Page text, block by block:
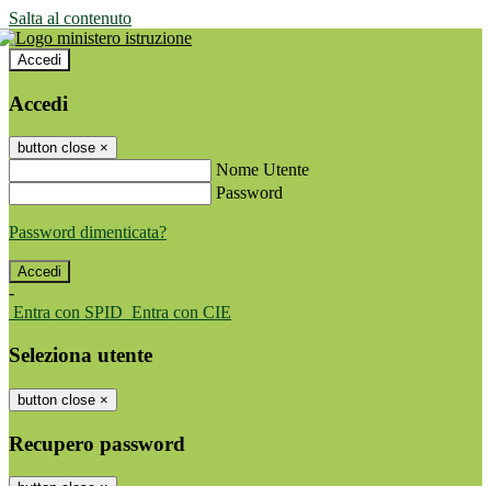
Salta al contenuto
Accedi
Accedi
button close ×
Nome Utente
Password
Password dimenticata?
-
Entra con SPID Entra con CIE
Seleziona utente
button close ×
Recupero password